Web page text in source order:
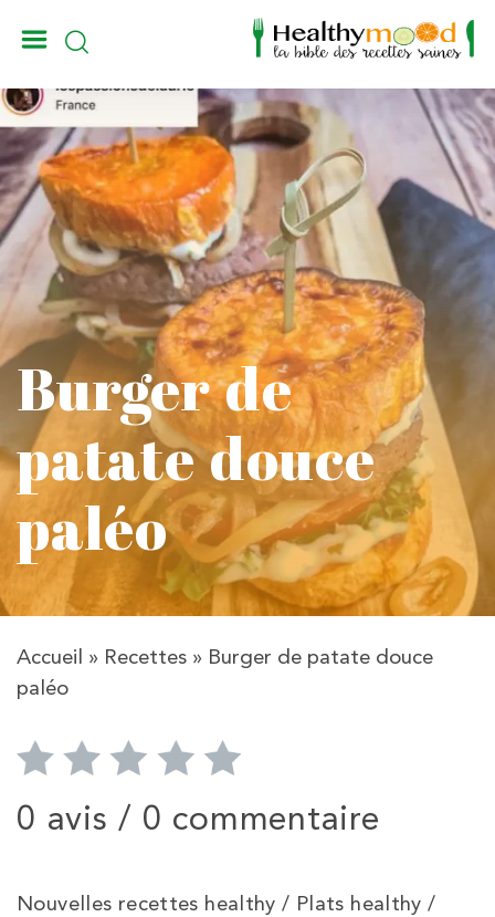
Burger de
patate douce
paléo
Accueil » Recettes » Burger de patate douce
paléo
0 avis / 0 commentaire
Nouvelles recettes healthy / Plats healthy /